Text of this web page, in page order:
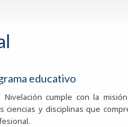
educativo
cumple con la
ciencias y disciplinas que